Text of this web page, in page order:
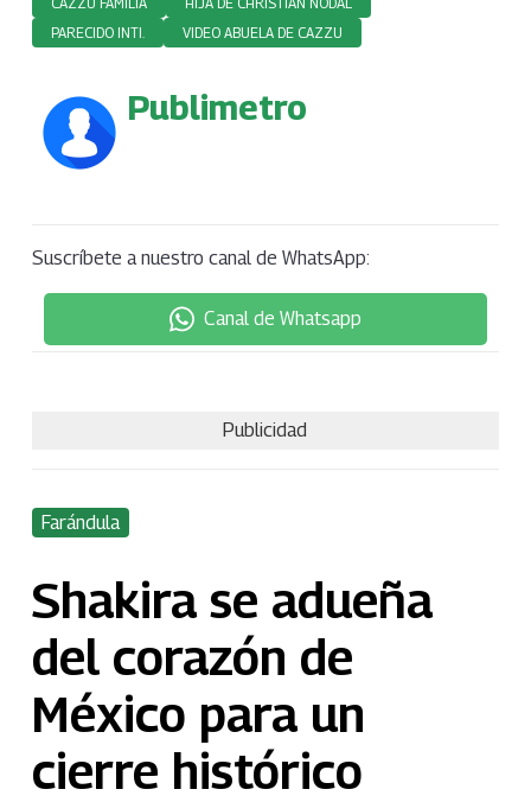
PARECIDO INTI.
VIDEO ABUELA DE CAZZU
Publimetro
Suscríbete a nuestro canal de WhatsApp:
Canal de Whatsapp
Publicidad
Farándula
Shakira se adueña
del corazón de
México para un
cierre histórico